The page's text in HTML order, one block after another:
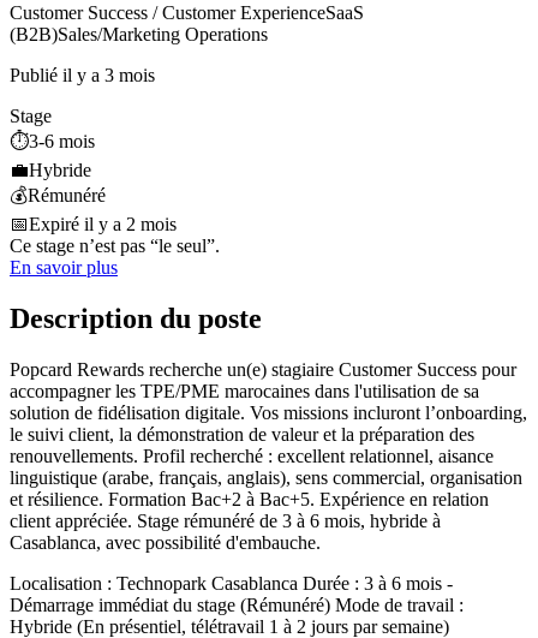
Customer Success / Customer ExperienceSaaS
(B2B)Sales/Marketing Operations
Publié il y a 3 mois
Stage
⏱️3-6 mois
💼Hybride
💰Rémunéré
📅Expiré il y a 2 mois
Ce stage n’est pas “le seul”.
En savoir plus
Description du poste
Popcard Rewards recherche un(e) stagiaire Customer Success pour
accompagner les TPE/PME marocaines dans l'utilisation de sa
solution de fidélisation digitale. Vos missions incluront l’onboarding,
le suivi client, la démonstration de valeur et la préparation des
renouvellements. Profil recherché : excellent relationnel, aisance
linguistique (arabe, français, anglais), sens commercial, organisation
et résilience. Formation Bac+2 à Bac+5. Expérience en relation
client appréciée. Stage rémunéré de 3 à 6 mois, hybride à
Casablanca, avec possibilité d'embauche.
Localisation : Technopark Casablanca Durée : 3 à 6 mois -
Démarrage immédiat du stage (Rémunéré) Mode de travail :
Hybride (En présentiel, télétravail 1 à 2 jours par semaine)